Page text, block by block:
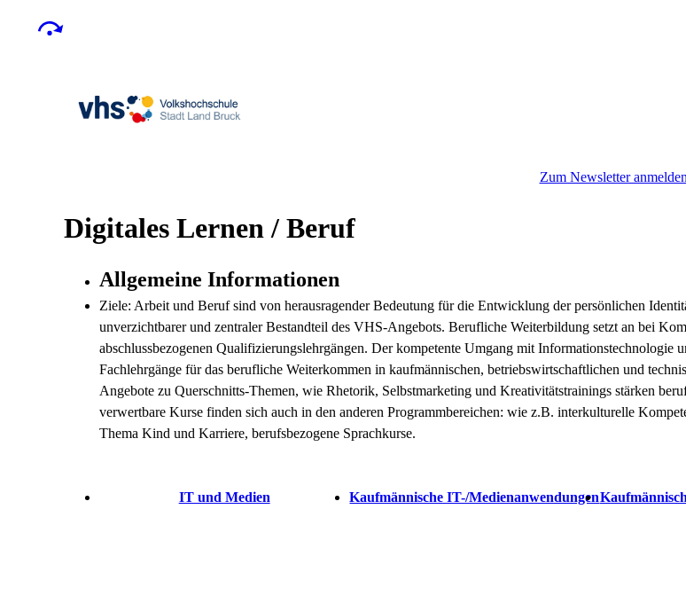
Zum Newsletter anmelden
Digitales Lernen / Beruf
Allgemeine Informationen
Ziele: Arbeit und Beruf sind von herausragender Bedeutung für die Entwicklung der persönlichen
unverzichtbarer und zentraler Bestandteil des VHS-Angebots. Berufliche Weiterbildung setzt an bei
abschlussbezogenen Qualifizierungslehrgängen. Der kompetente Umgang mit
Fachlehrgänge für das berufliche Weiterkommen in kaufmännischen, betriebswirtschaftlichen und
Angebote zu Querschnitts-Themen, wie Rhetorik, Selbstmarketing und Kreativitätstrainings stärken
verwertbare Kurse finden sich auch in den anderen Programmbereichen: wie z.B. interkulturelle
Thema Kind und Karriere, berufsbezogene Sprachkurse.
IT und Medien Kaufmännische IT-/Medienanwendungen